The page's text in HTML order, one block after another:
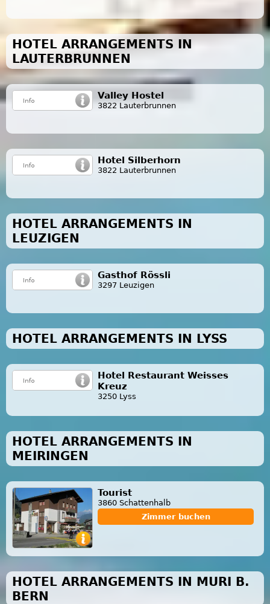
HOTEL ARRANGEMENTS IN
LAUTERBRUNNEN
Valley Hostel
3822 Lauterbrunnen
Hotel Silberhorn
3822 Lauterbrunnen
HOTEL ARRANGEMENTS IN
LEUZIGEN
Gasthof Rössli
3297 Leuzigen
HOTEL ARRANGEMENTS IN LYSS
Hotel Restaurant Weisses
Kreuz
3250 Lyss
HOTEL ARRANGEMENTS IN
MEIRINGEN
Tourist
3860 Schattenhalb
Zimmer buchen
HOTEL ARRANGEMENTS IN MURI B.
BERN